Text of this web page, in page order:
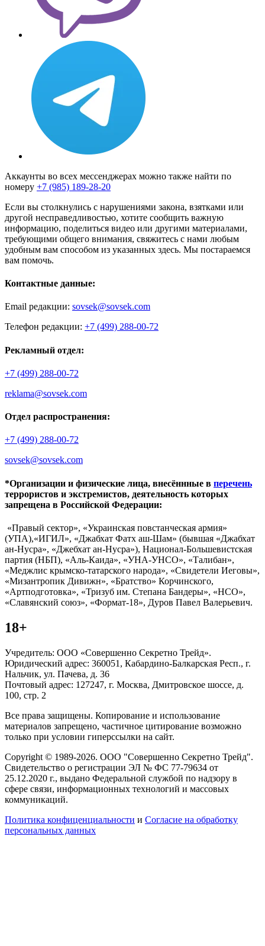
Аккаунты во всех мессенджерах можно также найти по
номеру +7 (985) 189-28-20
Если вы столкнулись с нарушениями закона, взятками или
другой несправедливостью, хотите сообщить важную
информацию, поделиться видео или другими материалами,
требующими общего внимания, свяжитесь с нами любым
удобным вам способом из указанных здесь. Мы постараемся
вам помочь.
Контактные данные:
Email редакции: sovsek@sovsek.com
Телефон редакции: +7 (499) 288-00-72
Рекламный отдел:
+7 (499) 288-00-72
reklama@sovsek.com
Отдел распространения:
+7 (499) 288-00-72
sovsek@sovsek.com
*Организации и физические лица, внесённные в перечень
террористов и экстремистов, деятельность которых
запрещена в Российской Федерации:
«Правый сектор», «Украинская повстанческая армия»
(УПА),«ИГИЛ», «Джабхат Фатх аш-Шам» (бывшая «Джабхат
ан-Нусра», «Джебхат ан-Нусра»), Национал-Большевистская
партия (НБП), «Аль-Каида», «УНА-УНСО», «Талибан»,
«Меджлис крымско-татарского народа», «Свидетели Иеговы»,
«Мизантропик Дивижн», «Братство» Корчинского,
«Артподготовка», «Тризуб им. Степана Бандеры», «НСО»,
«Славянский союз», «Формат-18», Дуров Павел Валерьевич.
18+
Учредитель: ООО «Совершенно Секретно Трейд».
Юридический адрес: 360051, Кабардино-Балкарская Респ., г.
Нальчик, ул. Пачева, д. 36
Почтовый адрес: 127247, г. Москва, Дмитровское шоссе, д.
100, стр. 2
Все права защищены. Копирование и использование
материалов запрещено, частичное цитирование возможно
только при условии гиперссылки на сайт.
Copyright © 1989-2026. ООО "Совершенно Секретно Трейд".
Свидетельство о регистрации ЭЛ № ФС 77-79634 от
25.12.2020 г., выдано Федеральной службой по надзору в
сфере связи, информационных технологий и массовых
коммуникаций.
Политика конфиценциальности и Согласие на обработку
персональных данных